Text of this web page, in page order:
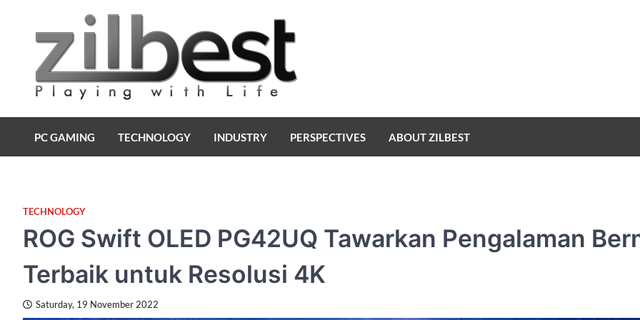
content
Zilbest
PC GAMING TECHNOLOGY INDUSTRY PERSPECTIVES ABOUT ZILBEST
TECHNOLOGY
ROG Swift OLED PG42UQ Tawarkan Pengalaman
Terbaik untuk Resolusi 4K
Saturday, 19 November 2022